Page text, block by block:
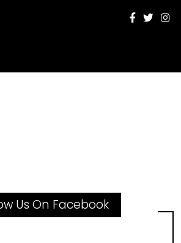
Us On Facebook